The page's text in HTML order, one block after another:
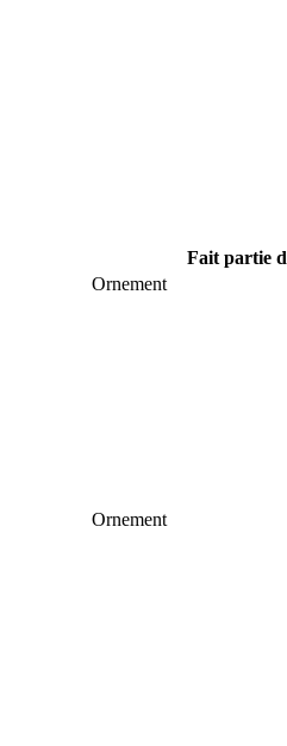
Fait partie
Ornement
Ornement